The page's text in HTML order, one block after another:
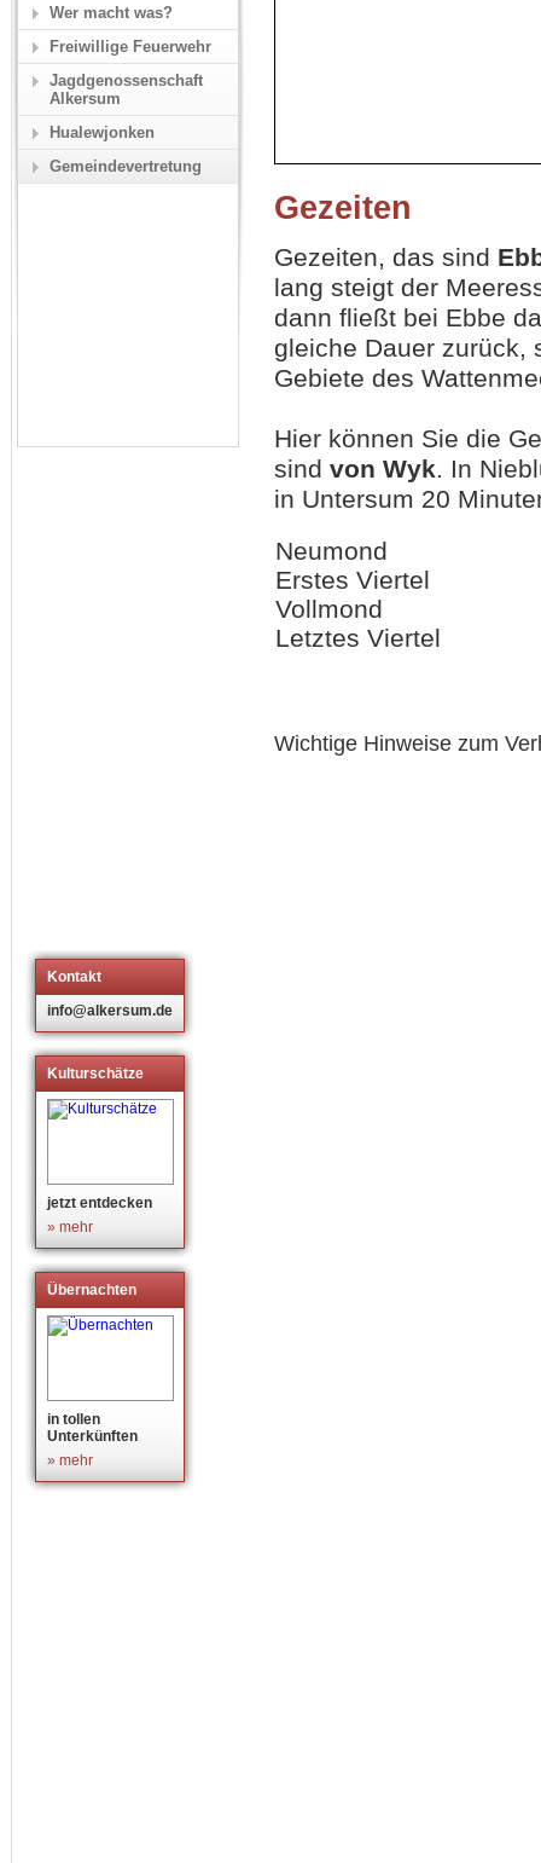
Gezeiten
Gezeiten, das sind
lang steigt der
dann fließt bei Ebbe
gleiche Dauer zurück,
Gebiete des
Hier können Sie die
sind von Wyk. In
in Untersum 20
Neumond
Erstes Viertel
Vollmond
Letztes Viertel
Wichtige Hinweise zum
Kontakt
info@alkersum.de
Kulturschätze
jetzt entdecken
» mehr
Übernachten
in tollen
Unterkünften
» mehr
Wer macht was?
Freiwillige Feuerwehr
Jagdgenossenschaft
Alkersum
Hualewjonken
Gemeindevertretung